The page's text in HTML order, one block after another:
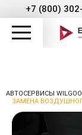
+7 (800)
АВТОСЕРВИСЫ
ЗАМЕНА